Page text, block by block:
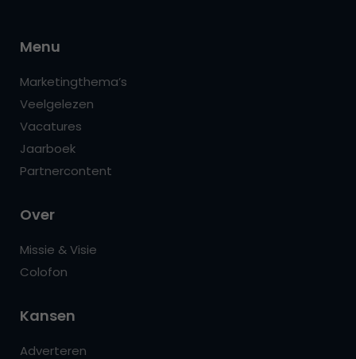
Menu
Marketingthema’s
Veelgelezen
Vacatures
Jaarboek
Partnercontent
Over
Missie & Visie
Colofon
Kansen
Adverteren